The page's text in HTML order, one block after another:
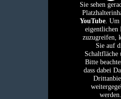
Sie sehen
YouTube. Um
eigentlichen
zuzugreifen,
Sie auf
Schaltfläche
Bitte
dass dabei
werden.